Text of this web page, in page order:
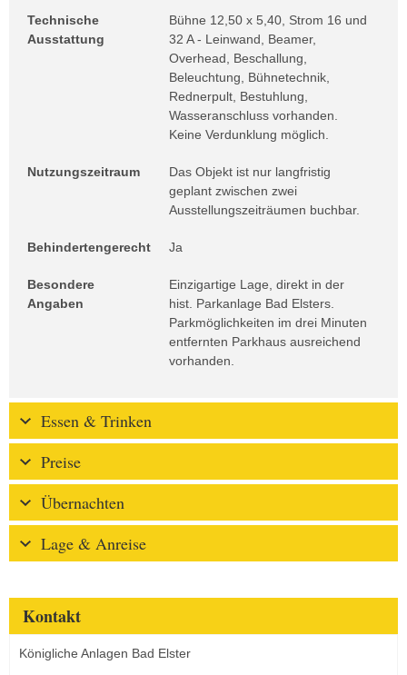
Technische
Ausstattung
Bühne 12,50 x 5,40, Strom 16 und
32 A - Leinwand, Beamer,
Overhead, Beschallung,
Beleuchtung, Bühnetechnik,
Rednerpult, Bestuhlung,
Wasseranschluss vorhanden.
Keine Verdunklung möglich.
Nutzungszeitraum
Das Objekt ist nur langfristig
geplant zwischen zwei
Ausstellungszeiträumen buchbar.
Behindertengerecht Ja
Besondere
Angaben
Einzigartige Lage, direkt in der
hist. Parkanlage Bad Elsters.
Parkmöglichkeiten im drei Minuten
entfernten Parkhaus ausreichend
vorhanden.
Essen & Trinken
Preise
Übernachten
Lage & Anreise
Kontakt
Königliche Anlagen Bad Elster